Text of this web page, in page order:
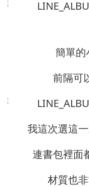
簡單的
前隔可
我這次選這
連書包裡面
材質也